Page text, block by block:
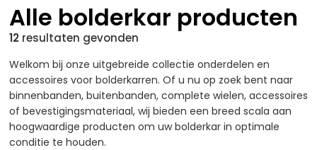
Alle bolderkar producten
12 resultaten gevonden
Welkom bij onze uitgebreide collectie onderdelen en
accessoires voor bolderkarren. Of u nu op zoek bent naar
binnenbanden, buitenbanden, complete wielen, accessoires
of bevestigingsmateriaal, wij bieden een breed scala aan
hoogwaardige producten om uw bolderkar in optimale
conditie te houden.